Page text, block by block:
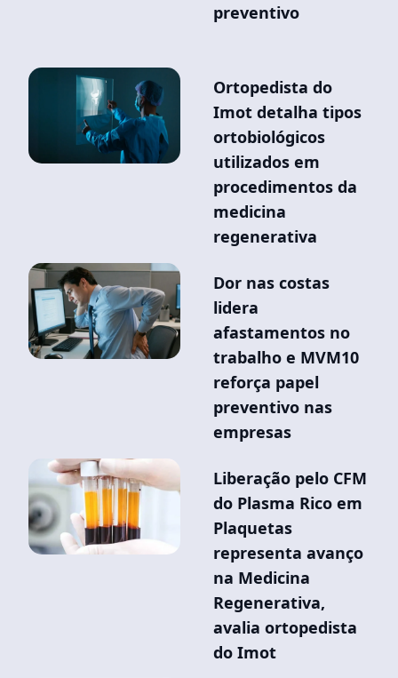
preventivo
Ortopedista do
Imot detalha tipos
ortobiológicos
utilizados em
procedimentos da
medicina
regenerativa
Dor nas costas
lidera
afastamentos no
trabalho e MVM10
reforça papel
preventivo nas
empresas
Liberação pelo CFM
do Plasma Rico em
Plaquetas
representa avanço
na Medicina
Regenerativa,
avalia ortopedista
do Imot